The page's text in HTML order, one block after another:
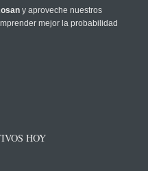
y aproveche nuestros
mejor la probabilidad
HOY